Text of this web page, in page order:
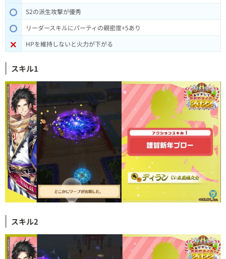
S2の派生攻撃が優秀
リーダースキルにパーティの親密度+5あり
HPを維持しないと火力が下がる
スキル1
スキル2